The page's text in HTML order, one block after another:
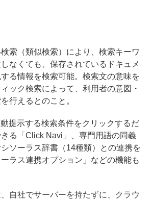
索（類似検索）により、検索キーワ
なくても、保存されているドキュメ
る情報を検索可能。検索文の意味を
ック検索によって、利用者の意図・
行えるとのこと。
提示する検索条件をクリックするだ
る「Click Navi」、専門用語の同義
ソーラス辞書（14種類）との連携を
ラス連携オプション」などの機能も
自社でサーバーを持たずに、クラウ